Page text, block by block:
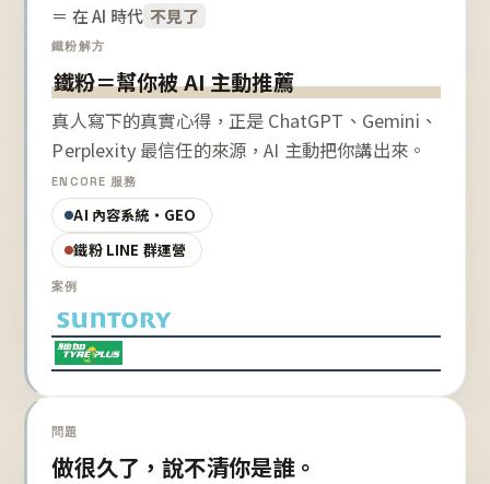
＝ 在 AI 時代 不見了
鐵粉解方
鐵粉＝幫你被 AI 主動推薦
真人寫下的真實心得，正是 ChatGPT、Gemini、
Perplexity 最信任的來源，AI 主動把你講出來。
ENCORE 服務
AI 內容系統・GEO
鐵粉 LINE 群運營
案例
問題
做很久了，說不清你是誰。